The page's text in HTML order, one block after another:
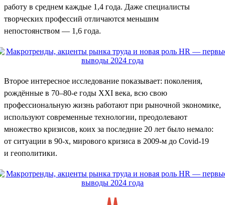
работу в среднем каждые 1,4 года. Даже специалисты
творческих профессий отличаются меньшим
непостоянством — 1,6 года.
Второе интересное исследование показывает: поколения,
рождённые в 70–80-е годы XXI века, всю свою
профессиональную жизнь работают при рыночной экономике,
используют современные технологии, преодолевают
множество кризисов, коих за последние 20 лет было немало:
от ситуации в 90-х, мирового кризиса в 2009-м до Covid-19
и геополитики.